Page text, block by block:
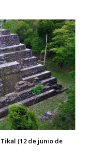
Tikal (12 de junio de